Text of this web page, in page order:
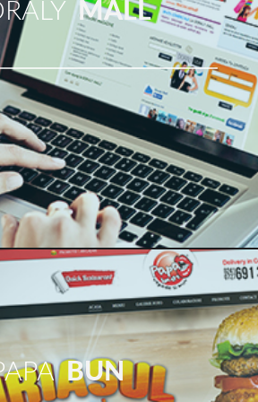
nu este doar un element de
care ghidează ochiul
în care doriți să mergeți pe o
de asemenea, un standard de-
Mai multe și mai multe site-
tehnică de design ca isi
este. Un singur cel mai
negativ sau alb în tot pe
site-ul care te puțin asocia
ia de la sine. Utilizați-l atât de
scapă notificare ta ... dar e
Google Search . Constanta
Este un studiu în spațiu alb,
trebui să fie destul de evident.
MALL
BUN